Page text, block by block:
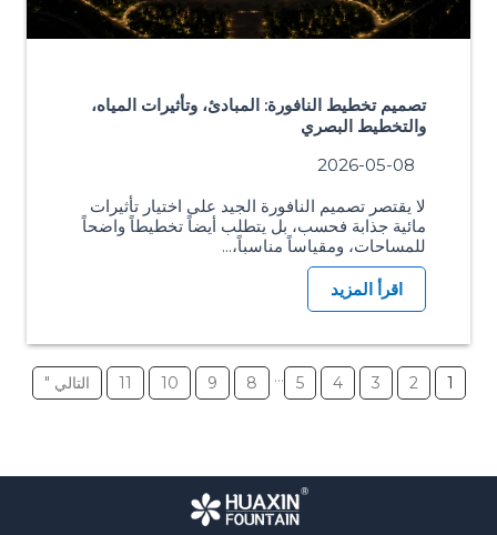
تصميم تخطيط النافورة: المبادئ، وتأثيرات المياه،
والتخطيط البصري
2026-05-08
لا يقتصر تصميم النافورة الجيد على اختيار تأثيرات
مائية جذابة فحسب، بل يتطلب أيضاً تخطيطاً واضحاً
للمساحات، ومقياساً مناسباً،...
اقرأ المزيد
1
2
3
4
5
…
8
9
10
11 التالي "